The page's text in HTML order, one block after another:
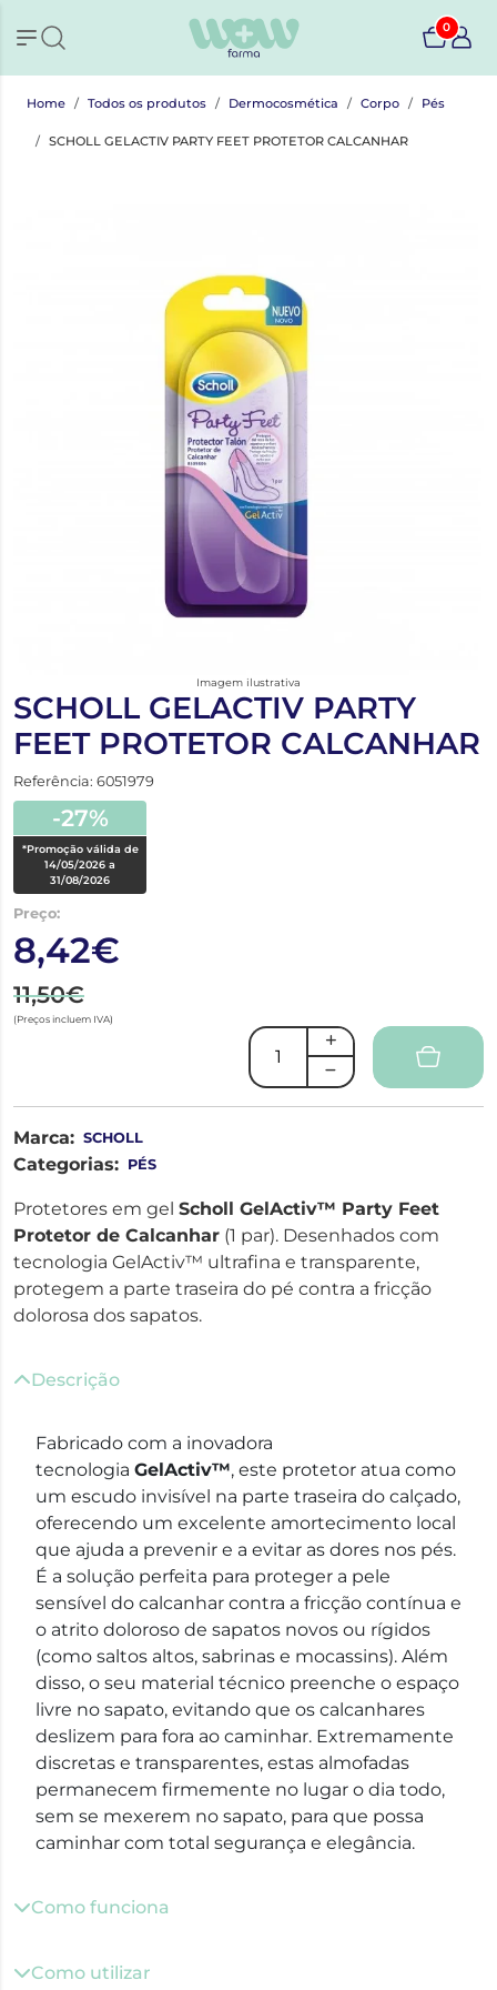
0
Home Todos os produtos Dermocosmética Corpo Pés
SCHOLL GELACTIV PARTY FEET PROTETOR CALCANHAR
Imagem ilustrativa
SCHOLL GELACTIV PARTY
FEET PROTETOR CALCANHAR
Referência: 6051979
-27%
*Promoção válida de
14/05/2026 a
31/08/2026
Preço:
8,42€
11,50€
(Preços incluem IVA)
Marca: SCHOLL
Categorias: PÉS
Protetores em gel Scholl GelActiv™ Party Feet
Protetor de Calcanhar (1 par). Desenhados com
tecnologia GelActiv™ ultrafina e transparente,
protegem a parte traseira do pé contra a fricção
dolorosa dos sapatos.
Descrição
Fabricado com a inovadora
tecnologia GelActiv™, este protetor atua como
um escudo invisível na parte traseira do calçado,
oferecendo um excelente amortecimento local
que ajuda a prevenir e a evitar as dores nos pés.
É a solução perfeita para proteger a pele
sensível do calcanhar contra a fricção contínua e
o atrito doloroso de sapatos novos ou rígidos
(como saltos altos, sabrinas e mocassins). Além
disso, o seu material técnico preenche o espaço
livre no sapato, evitando que os calcanhares
deslizem para fora ao caminhar. Extremamente
discretas e transparentes, estas almofadas
permanecem firmemente no lugar o dia todo,
sem se mexerem no sapato, para que possa
caminhar com total segurança e elegância.
Como funciona
Como utilizar